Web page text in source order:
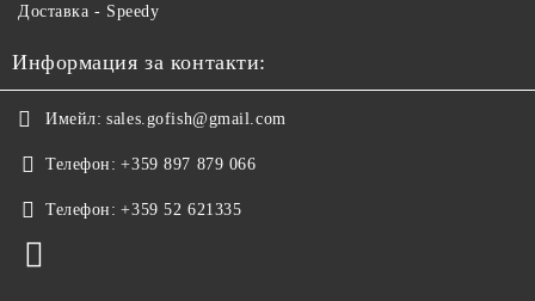
Доставка - Speedy
Информация за контакти:
Имейл: sales.gofish@gmail.com
Телефон: +359 897 879 066
Телефон: +359 52 621335